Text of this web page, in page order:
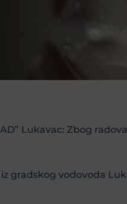
Lukavac: Zbog
iz gradskog vodovoda